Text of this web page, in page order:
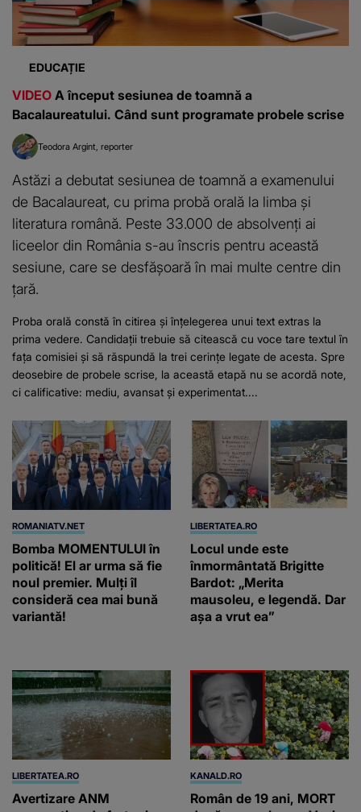
EDUCAȚIE
VIDEO A început sesiunea de toamnă a
Bacalaureatului. Când sunt programate probele scrise
Teodora Argint reporter
Astăzi a debutat sesiunea de toamnă a examenului
de Bacalaureat, cu prima probă orală la limba și
literatura română. Peste 33.000 de absolvenți ai
liceelor din România s-au înscris pentru această
sesiune, care se desfășoară în mai multe centre din
țară.
Proba orală constă în citirea și înțelegerea unui text extras la
prima vedere. Candidații trebuie să citească cu voce tare textul în
fața comisiei și să răspundă la trei cerințe legate de acesta. Spre
deosebire de probele scrise, la această etapă nu se acordă note,
ci calificative: mediu, avansat și experimentat....
ROMANIATV.NET
Bomba MOMENTULUI în
politică! El ar urma să fie
noul premier. Mulți îl
consideră cea mai bună
variantă!
LIBERTATEA.RO
Locul unde este
înmormântată Brigitte
Bardot: „Merita
mausoleu, e legendă. Dar
așa a vrut ea”
LIBERTATEA.RO
Avertizare ANM
KANALD.RO
Român de 19 ani, MORT